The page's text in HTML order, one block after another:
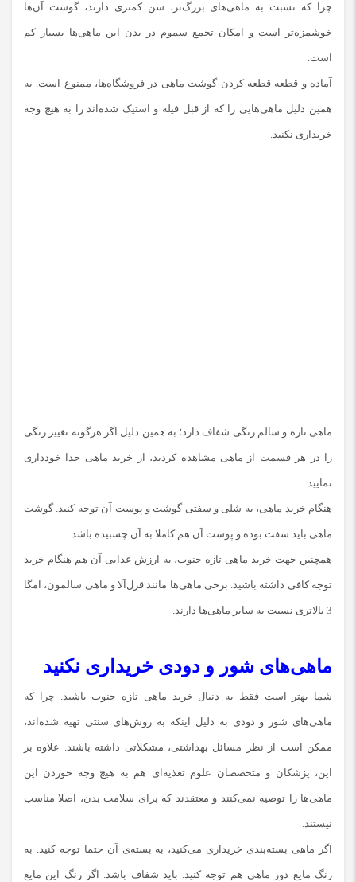
چرا که نسبت به ماهی‌های بزرگ‌تر، سن کمتری دارند، گوشت آن‌ها
خوشمزه‌تر است و امکان تجمع سموم در بدن این ماهی‌ها بسیار کم
است.
آماده و قطعه قطعه کردن گوشت ماهی در فروشگاه‌ها، ممنوع است. به
همین دلیل ماهی‌هایی را که از قبل فیله و استیک شده‌اند را به هیچ وجه
خریداری نکنید.
ماهی تازه و سالم رنگی شفاف دارد؛ به همین دلیل اگر هرگونه تغییر رنگی
را در هر قسمت از ماهی مشاهده کردید، از خرید ماهی جدا خودداری
نمایید.
هنگام خرید ماهی، به شلی و سفتی گوشت و پوست آن توجه کنید. گوشت
ماهی باید سفت بوده و پوست آن هم کاملا به آن چسبیده باشد.
همچنین جهت خرید ماهی تازه جنوب، به ارزش غذایی آن هم هنگام خرید
توجه کافی داشته ‌باشید. برخی ماهی‌ها مانند قزل‌آلا و ماهی سالمون، امگا
3 بالاتری نسبت به سایر ماهی‌ها دارند.
ماهی‌های شور و دودی خریداری نکنید
شما بهتر است فقط به دنبال خرید ماهی تازه جنوب باشید. چرا که
ماهی‌های شور و دودی به دلیل اینکه به روش‌های سنتی تهیه شده‌اند،
ممکن است از نظر مسائل بهداشتی، مشکلاتی داشته ‌باشند. علاوه بر
این، پزشکان و متخصصان علوم تغذیه‌ای هم به هیچ وجه خوردن این
ماهی‌ها را توصیه نمی‌کنند و معتقدند که برای سلامت بدن، اصلا مناسب
نیستند.
اگر ماهی بسته‌بندی خریداری می‌کنید، به بسته‌ی آن حتما توجه کنید. به
رنگ مایع دور ماهی هم توجه کنید. باید شفاف باشد. اگر رنگ این مایع